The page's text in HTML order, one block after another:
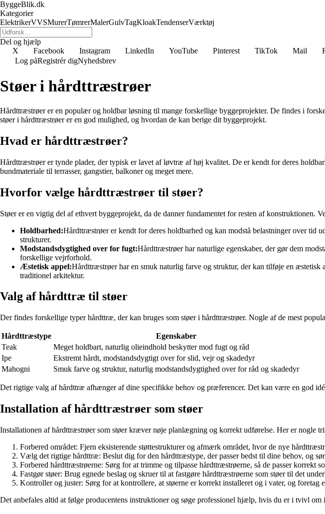
ByggeBlik.dk
Kategorier
ElektrikerVVSMurerTømrerMalerGulvTagKloakTendenserVærktøj
Del og hjælp
X
Facebook Instagram LinkedIn YouTube Pinterest TikTok Mail
Log påRegistrér digNyhedsbrev
Støer i hårdttræstrøer
Hårdttræstrøer er en populær og holdbar løsning til mange forskellige byggeprojekter. De findes i
støer i hårdttræstrøer er en god mulighed, og hvordan de kan berige dit byggeprojekt.
Hvad er hårdttræstrøer?
Hårdttræstrøer er tynde plader, der typisk er lavet af løvtræ af høj kvalitet. De er kendt for deres
bundmateriale til terrasser, gangstier, balkoner og meget mere.
Hvorfor vælge hårdttræstrøer til støer?
Støer er en vigtig del af ethvert byggeprojekt, da de danner fundamentet for resten af konstruktionen.
Holdbarhed:Hårdttræstrøer er kendt for deres holdbarhed og kan modstå belastninger over tid
strukturer.
Modstandsdygtighed over for fugt:Hårdttræstrøer har naturlige egenskaber, der gør dem
forskellige vejrforhold.
Æstetisk appel:Hårdttræstrøer har en smuk naturlig farve og struktur, der kan tilføje en æstetisk
traditionel arkitektur.
Valg af hårdttræ til støer
Der findes forskellige typer hårdttræ, der kan bruges som støer i hårdttræstrøer. Nogle af de mest
Hårdttræstype
Egenskaber
Teak
Meget holdbart, naturlig olieindhold beskytter mod fugt og råd
Ipe
Ekstremt hårdt, modstandsdygtigt over for slid, vejr og skadedyr
Mahogni
Smuk farve og struktur, naturlig modstandsdygtighed over for råd og skadedyr
Det rigtige valg af hårdttræ afhænger af dine specifikke behov og præferencer. Det kan være en god
Installation af hårdttræstrøer som støer
Installationen af hårdttræstrøer som støer kræver nøje planlægning og korrekt udførelse. Her er nogle
Forbered området: Fjern eksisterende støttestrukturer og afmærk området, hvor de nye
Vælg det rigtige hårdttræ: Beslut dig for den hårdttræstype, der passer bedst til dine behov, og
Forbered hårdttræstrøerne: Sørg for at trimme og tilpasse hårdttræstrøerne, så de passer korrekt
Fastgør støer: Brug egnede beslag og skruer til at fastgøre hårdttræstrøerne som støer til det
Kontroller og juster: Sørg for at kontrollere, at støerne er korrekt installeret og i vater, og foretag
Det anbefales altid at følge producentens instruktioner og søge professionel hjælp, hvis du er i tvivl om